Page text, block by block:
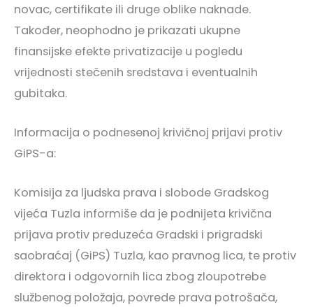
novac, certifikate ili druge oblike naknade.
Također, neophodno je prikazati ukupne
finansijske efekte privatizacije u pogledu
vrijednosti stečenih sredstava i eventualnih
gubitaka.
Informacija o podnesenoj krivičnoj prijavi protiv
GiPS-a:
Komisija za ljudska prava i slobode Gradskog
vijeća Tuzla informiše da je podnijeta krivična
prijava protiv preduzeća Gradski i prigradski
saobraćaj (GiPS) Tuzla, kao pravnog lica, te protiv
direktora i odgovornih lica zbog zloupotrebe
službenog položaja, povrede prava potrošača,